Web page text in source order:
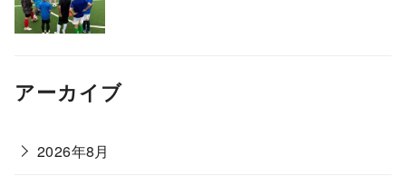
アーカイブ
2026年8月